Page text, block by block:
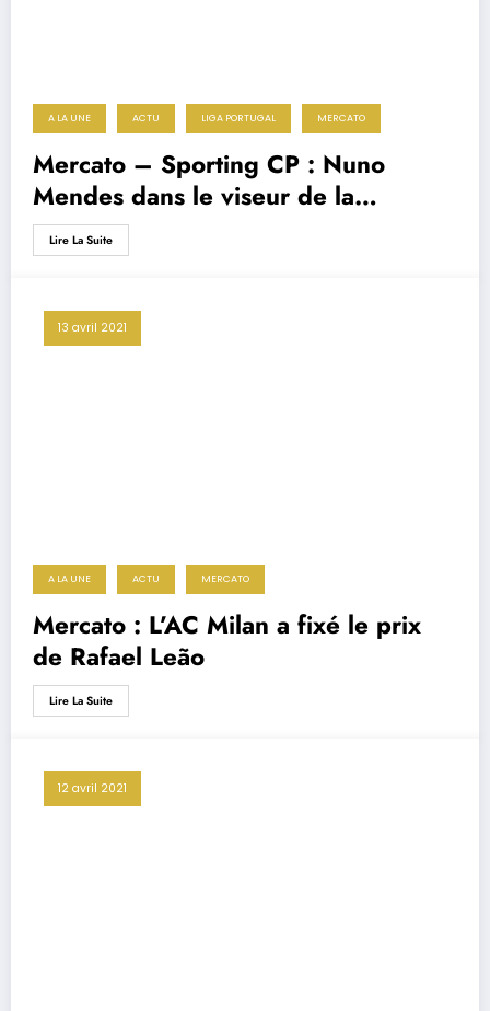
A LA UNE ACTU LIGA PORTUGAL MERCATO
Mercato – Sporting CP : Nuno
Mendes dans le viseur de la
Juventus
Lire La Suite
13 avril 2021
A LA UNE ACTU MERCATO
Mercato : L’AC Milan a fixé le prix
de Rafael Leão
Lire La Suite
12 avril 2021